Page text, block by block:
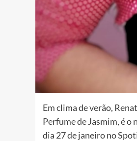
Em clima de verão,
Perfume de Jasmim, é o
dia 27 de janeiro no